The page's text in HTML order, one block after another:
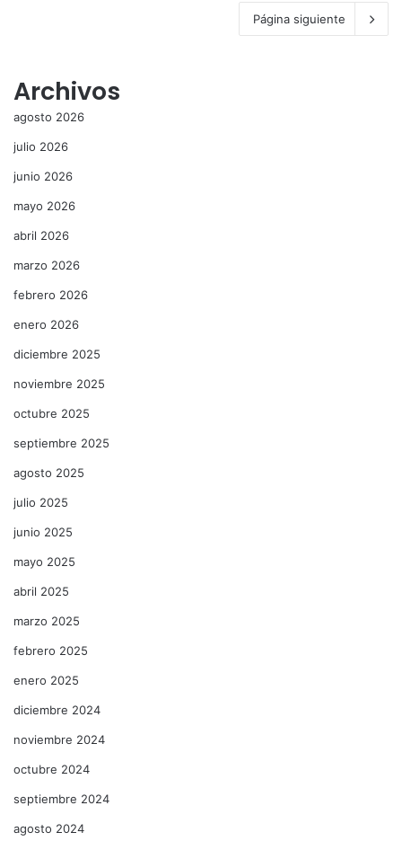
Página siguiente
Archivos
agosto 2026
julio 2026
junio 2026
mayo 2026
abril 2026
marzo 2026
febrero 2026
enero 2026
diciembre 2025
noviembre 2025
octubre 2025
septiembre 2025
agosto 2025
julio 2025
junio 2025
mayo 2025
abril 2025
marzo 2025
febrero 2025
enero 2025
diciembre 2024
noviembre 2024
octubre 2024
septiembre 2024
agosto 2024